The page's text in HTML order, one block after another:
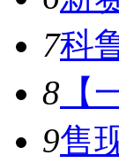
7科
8
9售